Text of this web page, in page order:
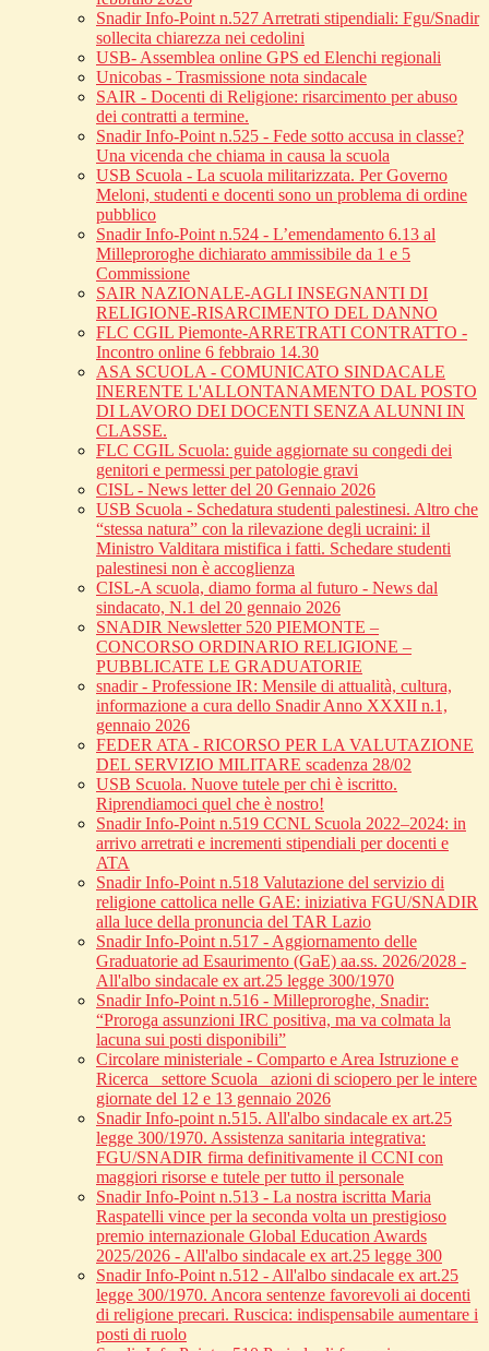
Snadir Info-Point n.527 Arretrati stipendiali: Fgu/Snadir
sollecita chiarezza nei cedolini
USB- Assemblea online GPS ed Elenchi regionali
Unicobas - Trasmissione nota sindacale
SAIR - Docenti di Religione: risarcimento per abuso
dei contratti a termine.
Snadir Info-Point n.525 - Fede sotto accusa in classe?
Una vicenda che chiama in causa la scuola
USB Scuola - La scuola militarizzata. Per Governo
Meloni, studenti e docenti sono un problema di ordine
pubblico
Snadir Info-Point n.524 - L’emendamento 6.13 al
Milleproroghe dichiarato ammissibile da 1 e 5
Commissione
SAIR NAZIONALE-AGLI INSEGNANTI DI
RELIGIONE-RISARCIMENTO DEL DANNO
FLC CGIL Piemonte-ARRETRATI CONTRATTO -
Incontro online 6 febbraio 14.30
ASA SCUOLA - COMUNICATO SINDACALE
INERENTE L'ALLONTANAMENTO DAL POSTO
DI LAVORO DEI DOCENTI SENZA ALUNNI IN
CLASSE.
FLC CGIL Scuola: guide aggiornate su congedi dei
genitori e permessi per patologie gravi
CISL - News letter del 20 Gennaio 2026
USB Scuola - Schedatura studenti palestinesi. Altro che
“stessa natura” con la rilevazione degli ucraini: il
Ministro Valditara mistifica i fatti. Schedare studenti
palestinesi non è accoglienza
CISL-A scuola, diamo forma al futuro - News dal
sindacato, N.1 del 20 gennaio 2026
SNADIR Newsletter 520 PIEMONTE –
CONCORSO ORDINARIO RELIGIONE –
PUBBLICATE LE GRADUATORIE
snadir - Professione IR: Mensile di attualità, cultura,
informazione a cura dello Snadir Anno XXXII n.1,
gennaio 2026
FEDER ATA - RICORSO PER LA VALUTAZIONE
DEL SERVIZIO MILITARE scadenza 28/02
USB Scuola. Nuove tutele per chi è iscritto.
Riprendiamoci quel che è nostro!
Snadir Info-Point n.519 CCNL Scuola 2022–2024: in
arrivo arretrati e incrementi stipendiali per docenti e
ATA
Snadir Info-Point n.518 Valutazione del servizio di
religione cattolica nelle GAE: iniziativa FGU/SNADIR
alla luce della pronuncia del TAR Lazio
Snadir Info-Point n.517 - Aggiornamento delle
Graduatorie ad Esaurimento (GaE) aa.ss. 2026/2028 -
All'albo sindacale ex art.25 legge 300/1970
Snadir Info-Point n.516 - Milleproroghe, Snadir:
“Proroga assunzioni IRC positiva, ma va colmata la
lacuna sui posti disponibili”
Circolare ministeriale - Comparto e Area Istruzione e
Ricerca_ settore Scuola_ azioni di sciopero per le intere
giornate del 12 e 13 gennaio 2026
Snadir Info-point n.515. All'albo sindacale ex art.25
legge 300/1970. Assistenza sanitaria integrativa:
FGU/SNADIR firma definitivamente il CCNI con
maggiori risorse e tutele per tutto il personale
Snadir Info-Point n.513 - La nostra iscritta Maria
Raspatelli vince per la seconda volta un prestigioso
premio internazionale Global Education Awards
2025/2026 - All'albo sindacale ex art.25 legge 300
Snadir Info-Point n.512 - All'albo sindacale ex art.25
legge 300/1970. Ancora sentenze favorevoli ai docenti
di religione precari. Ruscica: indispensabile aumentare i
posti di ruolo